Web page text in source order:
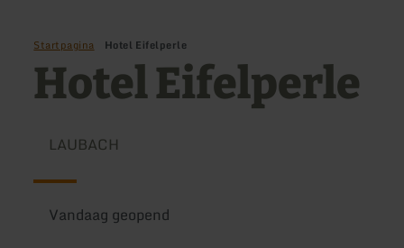
Startpagina Hotel Eifelperle
Hotel Eifelperle
LAUBACH
Vandaag geopend